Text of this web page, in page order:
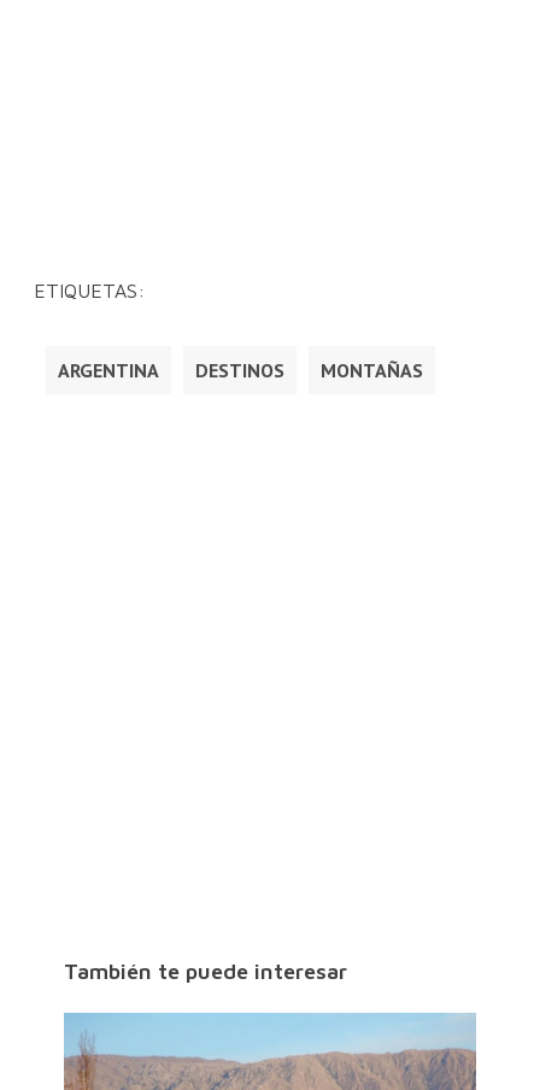
ETIQUETAS:
ARGENTINA DESTINOS MONTAÑAS
También te puede interesar